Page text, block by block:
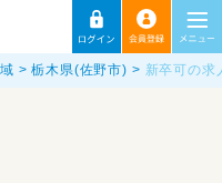
栃木県(佐野市) 新卒可の求